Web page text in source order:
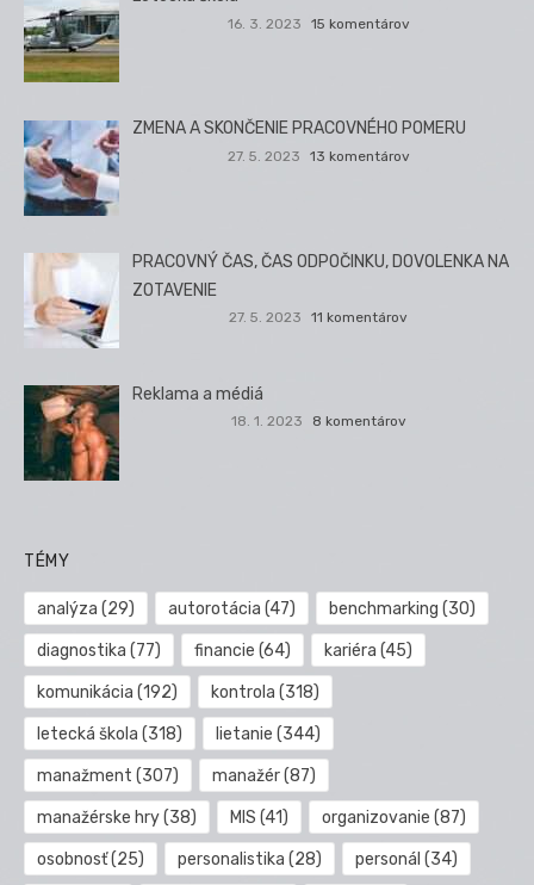
16. 3. 2023 15 komentárov
ZMENA A SKONČENIE PRACOVNÉHO POMERU
27. 5. 2023 13 komentárov
PRACOVNÝ ČAS, ČAS ODPOČINKU, DOVOLENKA NA
ZOTAVENIE
27. 5. 2023 11 komentárov
Reklama a médiá
18. 1. 2023 8 komentárov
TÉMY
analýza (29) autorotácia (47) benchmarking (30)
diagnostika (77) financie (64) kariéra (45)
komunikácia (192) kontrola (318)
letecká škola (318) lietanie (344)
manažment (307) manažér(87)
manažérske hry(38) MIS (41) organizovanie (87)
osobnosť(25) personalistika (28) personál (34)